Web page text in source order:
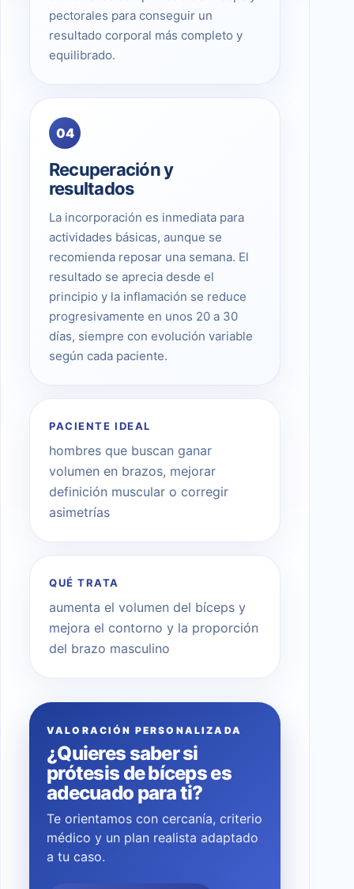
pectorales para conseguir un
resultado corporal más completo y
equilibrado.
04
Recuperación y
resultados
La incorporación es inmediata para
actividades básicas, aunque se
recomienda reposar una semana. El
resultado se aprecia desde el
principio y la inflamación se reduce
progresivamente en unos 20 a 30
días, siempre con evolución variable
según cada paciente.
PACIENTE IDEAL
hombres que buscan ganar
volumen en brazos, mejorar
definición muscular o corregir
asimetrías
QUÉ TRATA
aumenta el volumen del bíceps y
mejora el contorno y la proporción
del brazo masculino
VALORACIÓN PERSONALIZADA
¿Quieres saber si
prótesis de bíceps es
adecuado para ti?
Te orientamos con cercanía, criterio
médico y un plan realista adaptado
a tu caso.